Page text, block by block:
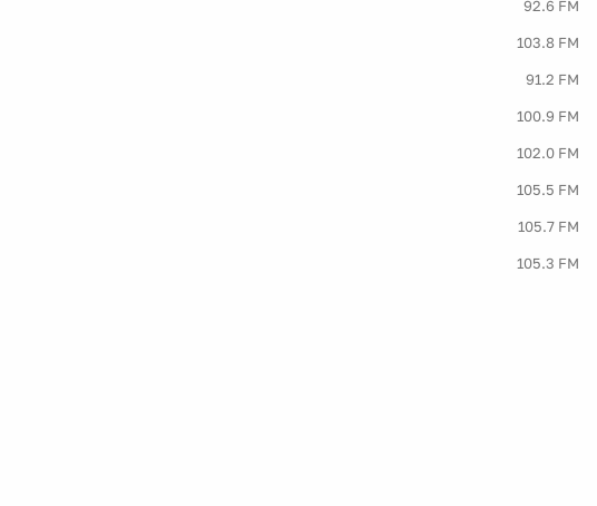
92.6 FM
103.8 FM
91.2 FM
100.9 FM
102.0 FM
105.5 FM
105.7 FM
105.3 FM